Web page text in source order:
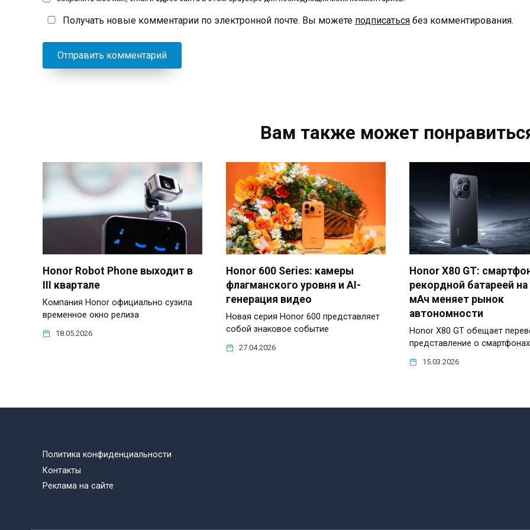
Получать новые комментарии по электронной почте. Вы можете подписаться без комментирования.
Вам также может
Honor Robot Phone выходит в
III квартале
Компания Honor официально сузила
временное окно релиза
18.05.2026
Honor 600 Series: камеры
флагманского уровня и AI-
генерация видео
Новая серия Honor 600 представляет
собой знаковое событие
27.04.2026
Honor X80 GT:
рекордной батареей на
мАч меняет рынок
автономности
Honor X80 GT обещает
представление о смартфонах
15.03.2026
Политика конфиденциальности
Контакты
Реклама на сайте